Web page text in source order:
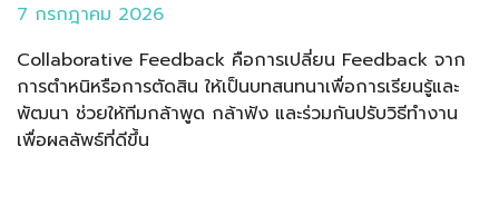
7 กรกฎาคม 2026
Collaborative Feedback คือการเปลี่ยน Feedback จาก
การตำหนิหรือการตัดสิน ให้เป็นบทสนทนาเพื่อการเรียนรู้และ
พัฒนา ช่วยให้ทีมกล้าพูด กล้าฟัง และร่วมกันปรับวิธีทำงาน
เพื่อผลลัพธ์ที่ดีขึ้น